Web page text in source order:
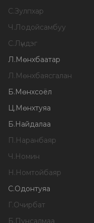
С.Зулпхар
Ч.Лодойсамбуу
С.Лүндэг
Л.Мөнхбаатар
Л.Мөнхбаясгалан
Б.Мөнхсоёл
Ц.Мөнхтуяа
Б.Найдалаа
П.Наранбаяр
Ч.Номин
Н.Номтойбаяр
С.Одонтуяа
Г.Очирбат
Б.Пунсалмаа